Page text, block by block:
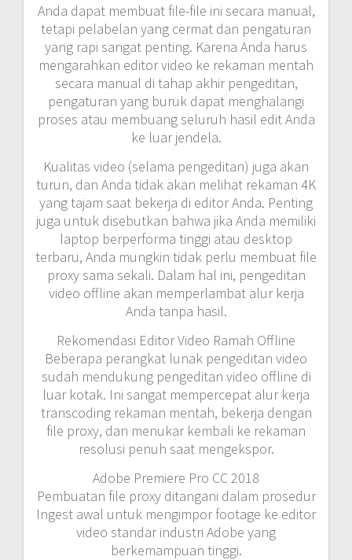
Anda dapat membuat file-file ini secara manual,
tetapi pelabelan yang cermat dan pengaturan
yang rapi sangat penting. Karena Anda harus
mengarahkan editor video ke rekaman mentah
secara manual di tahap akhir pengeditan,
pengaturan yang buruk dapat menghalangi
proses atau membuang seluruh hasil edit Anda
ke luar jendela.
Kualitas video (selama pengeditan) juga akan
turun, dan Anda tidak akan melihat rekaman 4K
yang tajam saat bekerja di editor Anda. Penting
juga untuk disebutkan bahwa jika Anda memiliki
laptop berperforma tinggi atau desktop
terbaru, Anda mungkin tidak perlu membuat file
proxy sama sekali. Dalam hal ini, pengeditan
video offline akan memperlambat alur kerja
Anda tanpa hasil.
Rekomendasi Editor Video Ramah Offline
Beberapa perangkat lunak pengeditan video
sudah mendukung pengeditan video offline di
luar kotak. Ini sangat mempercepat alur kerja
transcoding rekaman mentah, bekerja dengan
file proxy, dan menukar kembali ke rekaman
resolusi penuh saat mengekspor.
Adobe Premiere Pro CC 2018
Pembuatan file proxy ditangani dalam prosedur
Ingest awal untuk mengimpor footage ke editor
video standar industri Adobe yang
berkemampuan tinggi.